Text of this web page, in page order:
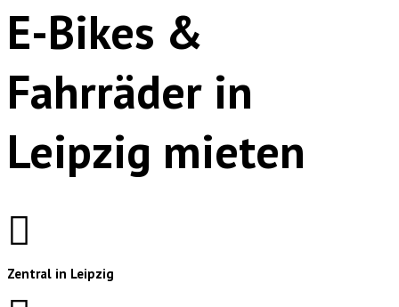
E-Bikes &
Fahrräder in
Leipzig mieten
Zentral in Leipzig